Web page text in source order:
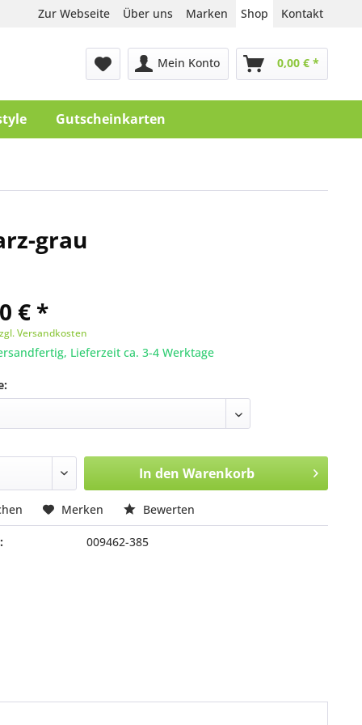
Zur Webseite Über uns Marken Shop Kontakt
Mein Konto 0,00 € *
Gutscheinkarten
grau
€ *
Versandkosten
Lieferzeit ca. 3-4 Werktage
In den Warenkorb
Merken Bewerten
009462-385